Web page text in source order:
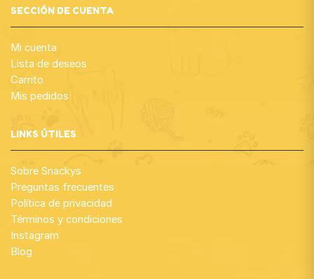
SECCIÓN DE CUENTA
Mi cuenta
Lista de deseos
Carrito
Mis pedidos
LINKS ÚTILES
Sobre Snackys
Preguntas frecuentes
Política de privacidad
Términos y condiciones
Instagram
Blog